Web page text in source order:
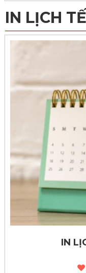
IN LỊCH
IN